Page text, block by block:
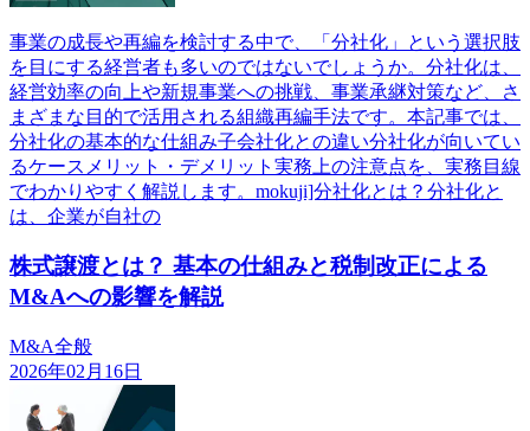
事業の成長や再編を検討する中で、「分社化」という選択肢
を目にする経営者も多いのではないでしょうか。分社化は、
経営効率の向上や新規事業への挑戦、事業承継対策など、さ
まざまな目的で活用される組織再編手法です。本記事では、
分社化の基本的な仕組み子会社化との違い分社化が向いてい
るケースメリット・デメリット実務上の注意点を、実務目線
でわかりやすく解説します。mokuji]分社化とは？分社化と
は、企業が自社の
株式譲渡とは？ 基本の仕組みと税制改正による
M&Aへの影響を解説
M&A全般
2026年02月16日